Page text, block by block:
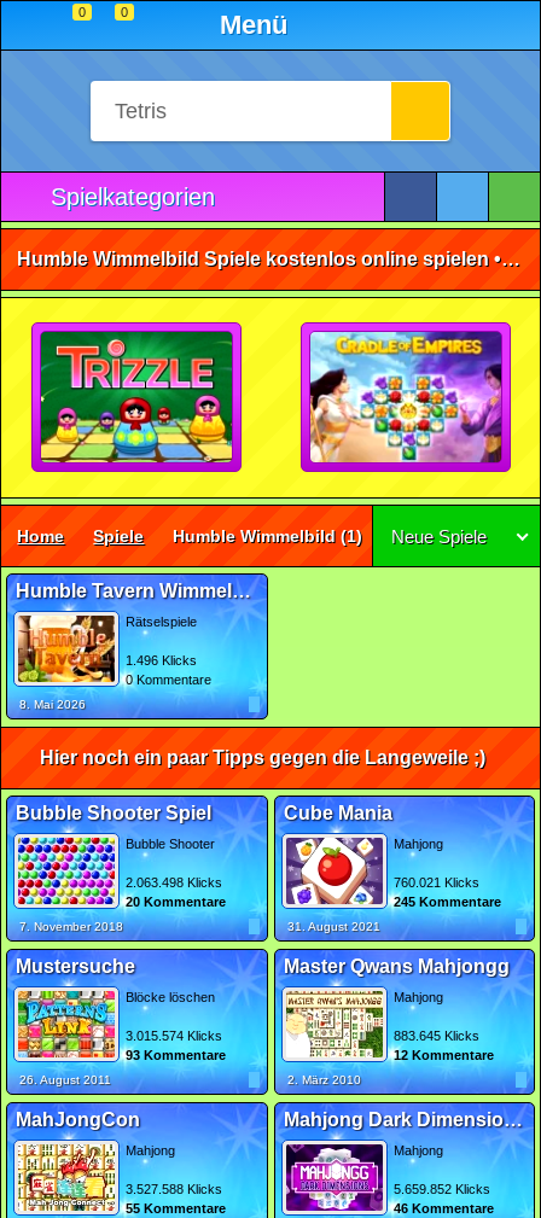
0 0 Menü
Spielkategorien
Humble Wimmelbild Spiele kostenlos online spielen • ohne Anmeldung 🕹️
Home Spiele Humble Wimmelbild (1) Neue Spiele
Humble Tavern Wimmelbild
Rätselspiele
1.496 Klicks
0 Kommentare
8. Mai 2026
Hier noch ein paar Tipps gegen die Langeweile ;)
Bubble Shooter Spiel
Bubble Shooter
2.063.498 Klicks
20 Kommentare
7. November 2018
Cube Mania
Mahjong
760.021 Klicks
245 Kommentare
31. August 2021
Mustersuche
Blöcke löschen
3.015.574 Klicks
93 Kommentare
26. August 2011
Master Qwans Mahjongg
Mahjong
883.645 Klicks
12 Kommentare
2. März 2010
MahJongCon
Mahjong
3.527.588 Klicks
55 Kommentare
Mahjong Dark Dimensions Triple Time
Mahjong
5.659.852 Klicks
46 Kommentare